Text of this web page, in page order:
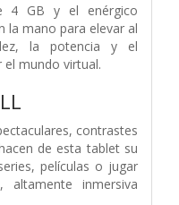
4 GB y el enérgico
la mano para elevar al
la potencia y el
mundo virtual.
contrastes
de esta tablet su
películas o jugar
altamente inmersiva